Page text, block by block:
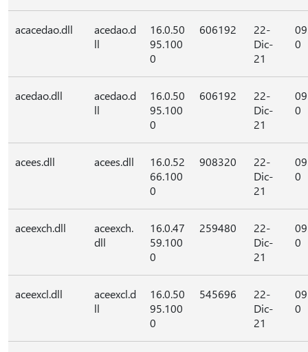
acacedao.dll
acedao.d
ll
16.0.50
95.100
0
606192
22-
Dic-
21
0
acedao.dll
acedao.d
ll
16.0.50
95.100
0
606192
22-
Dic-
21
0
acees.dll acees.dll
16.0.52
66.100
0
908320
22-
Dic-
21
0
aceexch.dll
aceexch.
dll
16.0.47
59.100
0
259480
22-
Dic-
21
0
aceexcl.dll
aceexcl.d
ll
16.0.50
95.100
0
545696
22-
Dic-
21
0